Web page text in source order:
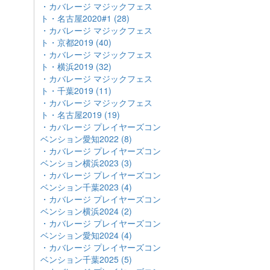
・カバレージ マジックフェス
ト・名古屋2020#1 (28)
・カバレージ マジックフェス
ト・京都2019 (40)
・カバレージ マジックフェス
ト・横浜2019 (32)
・カバレージ マジックフェス
ト・千葉2019 (11)
・カバレージ マジックフェス
ト・名古屋2019 (19)
・カバレージ プレイヤーズコン
ベンション愛知2022 (8)
・カバレージ プレイヤーズコン
ベンション横浜2023 (3)
・カバレージ プレイヤーズコン
ベンション千葉2023 (4)
・カバレージ プレイヤーズコン
ベンション横浜2024 (2)
・カバレージ プレイヤーズコン
ベンション愛知2024 (4)
・カバレージ プレイヤーズコン
ベンション千葉2025 (5)